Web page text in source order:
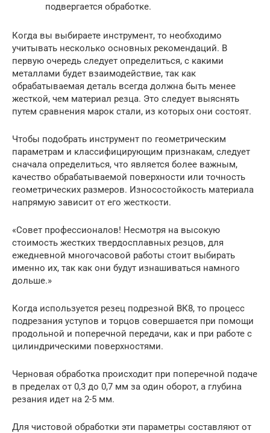
подвергается обработке.
Когда вы выбираете инструмент, то необходимо
учитывать несколько основных рекомендаций. В
первую очередь следует определиться, с какими
металлами будет взаимодействие, так как
обрабатываемая деталь всегда должна быть менее
жесткой, чем материал резца. Это следует выяснять
путем сравнения марок стали, из которых они состоят.
Чтобы подобрать инструмент по геометрическим
параметрам и классифицирующим признакам, следует
сначала определиться, что является более важным,
качество обрабатываемой поверхности или точность
геометрических размеров. Износостойкость материала
напрямую зависит от его жесткости.
«Совет профессионалов! Несмотря на высокую
стоимость жестких твердосплавных резцов, для
ежедневной многочасовой работы стоит выбирать
именно их, так как они будут изнашиваться намного
дольше.»
Когда используется резец подрезной ВК8, то процесс
подрезания уступов и торцов совершается при помощи
продольной и поперечной передачи, как и при работе с
цилиндрическими поверхностями.
Черновая обработка происходит при поперечной подаче
в пределах от 0,3 до 0,7 мм за один оборот, а глубина
резания идет на 2-5 мм.
Для чистовой обработки эти параметры составляют от